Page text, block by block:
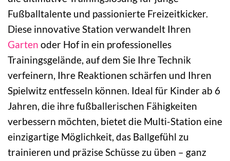
Fußballtalente und passionierte Freizeitkicker.
Diese innovative Station verwandelt Ihren
Garten oder Hof in ein professionelles
Trainingsgelände, auf dem Sie Ihre Technik
verfeinern, Ihre Reaktionen schärfen und Ihren
Spielwitz entfesseln können. Ideal für Kinder ab 6
Jahren, die ihre fußballerischen Fähigkeiten
verbessern möchten, bietet die Multi-Station eine
einzigartige Möglichkeit, das Ballgefühl zu
trainieren und präzise Schüsse zu üben – ganz